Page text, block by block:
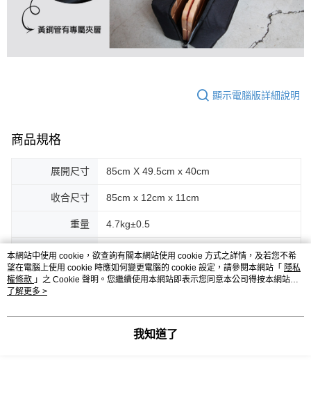
顯示電腦版詳細說明
商品規格
展開尺寸 85cm X 49.5cm x 40cm
收合尺寸 85cm x 12cm x 11cm
重量 4.7kg±0.5
內容物 銅勾 x 4，銅管 x 2，桌體 x 1，外袋 x 1
客服
本網站中使用 cookie，欲查詢有關本網站使用 cookie 方式之詳情，及若您不希
望在電腦上使用 cookie 時應如何變更電腦的 cookie 設定，請參閱本網站「 隱私
權條款 」之 Cookie 聲明。您繼續使用本網站即表示您同意本公司得按本網站使
用條款之 Cookie 聲明使用 cookie。
了解更多 >
我知道了